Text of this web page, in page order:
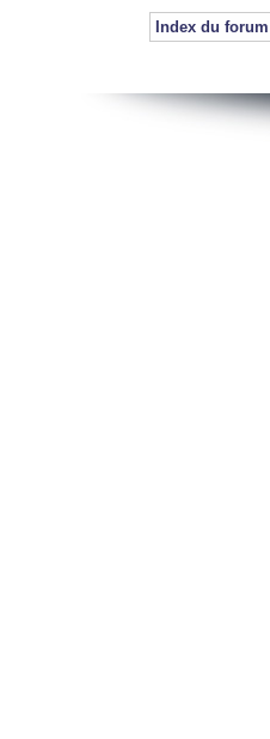
Index du forum